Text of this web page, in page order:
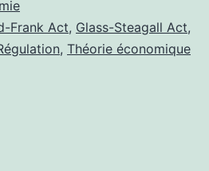
Frank Act, Glass-Steagall Act,
, Théorie économique